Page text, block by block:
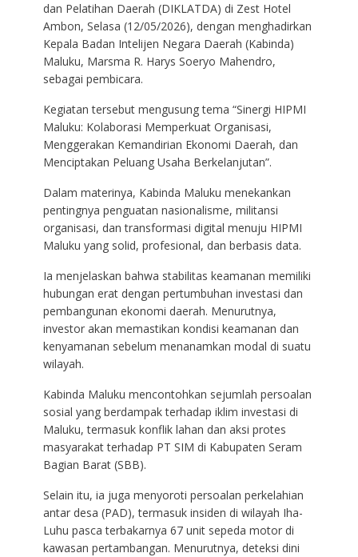
dan Pelatihan Daerah (DIKLATDA) di Zest Hotel
Ambon, Selasa (12/05/2026), dengan menghadirkan
Kepala Badan Intelijen Negara Daerah (Kabinda)
Maluku, Marsma R. Harys Soeryo Mahendro,
sebagai pembicara.
Kegiatan tersebut mengusung tema “Sinergi HIPMI
Maluku: Kolaborasi Memperkuat Organisasi,
Menggerakan Kemandirian Ekonomi Daerah, dan
Menciptakan Peluang Usaha Berkelanjutan”.
Dalam materinya, Kabinda Maluku menekankan
pentingnya penguatan nasionalisme, militansi
organisasi, dan transformasi digital menuju HIPMI
Maluku yang solid, profesional, dan berbasis data.
Ia menjelaskan bahwa stabilitas keamanan memiliki
hubungan erat dengan pertumbuhan investasi dan
pembangunan ekonomi daerah. Menurutnya,
investor akan memastikan kondisi keamanan dan
kenyamanan sebelum menanamkan modal di suatu
wilayah.
Kabinda Maluku mencontohkan sejumlah persoalan
sosial yang berdampak terhadap iklim investasi di
Maluku, termasuk konflik lahan dan aksi protes
masyarakat terhadap PT SIM di Kabupaten Seram
Bagian Barat (SBB).
Selain itu, ia juga menyoroti persoalan perkelahian
antar desa (PAD), termasuk insiden di wilayah Iha-
Luhu pasca terbakarnya 67 unit sepeda motor di
kawasan pertambangan. Menurutnya, deteksi dini